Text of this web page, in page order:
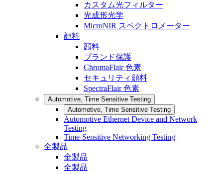
カスタム光フィルター
光成形光学
MicroNIR スペクトロメーター
顔料
顔料
ブランド保護
ChromaFlair 色素
セキュリティ顔料
SpectraFlair 色素
Automotive, Time Sensitive Testing
Automotive, Time Sensitive Testing
Automotive Ethernet Device and Network
Testing
Time-Sensitive Networking Testing
全製品
全製品
全製品